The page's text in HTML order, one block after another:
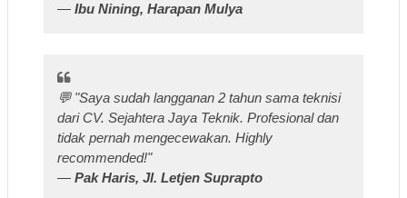
—Ibu Nining, Harapan Mulya
💬 "Saya sudah langganan 2 tahun sama teknisi
dari CV. Sejahtera Jaya Teknik. Profesional dan
tidak pernah mengecewakan. Highly
recommended!"
—Pak Haris, Jl. Letjen Suprapto